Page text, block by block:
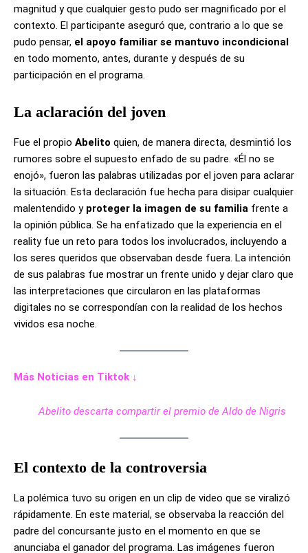
magnitud y que cualquier gesto pudo ser magnificado por el
contexto. El participante aseguró que, contrario a lo que se
pudo pensar, el apoyo familiar se mantuvo incondicional
en todo momento, antes, durante y después de su
participación en el programa.
La aclaración del joven
Fue el propio Abelito quien, de manera directa, desmintió los
rumores sobre el supuesto enfado de su padre. «Él no se
enojó», fueron las palabras utilizadas por el joven para aclarar
la situación. Esta declaración fue hecha para disipar cualquier
malentendido y proteger la imagen de su familia frente a
la opinión pública. Se ha enfatizado que la experiencia en el
reality fue un reto para todos los involucrados, incluyendo a
los seres queridos que observaban desde fuera. La intención
de sus palabras fue mostrar un frente unido y dejar claro que
las interpretaciones que circularon en las plataformas
digitales no se correspondían con la realidad de los hechos
vividos esa noche.
Más Noticias en Tiktok ↓
Abelito descarta compartir el premio de Aldo de Nigris
El contexto de la controversia
La polémica tuvo su origen en un clip de video que se viralizó
rápidamente. En este material, se observaba la reacción del
padre del concursante justo en el momento en que se
anunciaba el ganador del programa. Las imágenes fueron